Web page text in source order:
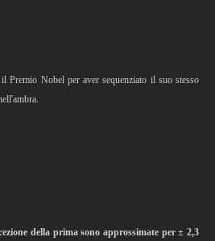
Premio Nobel per aver sequenziato il suo stesso
della prima sono approssimate per ± 2,3